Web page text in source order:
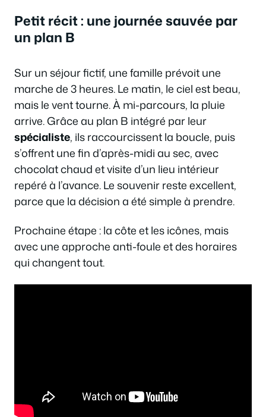
Petit récit : une journée sauvée par
un plan B
Sur un séjour fictif, une famille prévoit une
marche de 3 heures. Le matin, le ciel est beau,
mais le vent tourne. À mi-parcours, la pluie
arrive. Grâce au plan B intégré par leur
spécialiste, ils raccourcissent la boucle, puis
s’offrent une fin d’après-midi au sec, avec
chocolat chaud et visite d’un lieu intérieur
repéré à l’avance. Le souvenir reste excellent,
parce que la décision a été simple à prendre.
Prochaine étape : la côte et les icônes, mais
avec une approche anti-foule et des horaires
qui changent tout.